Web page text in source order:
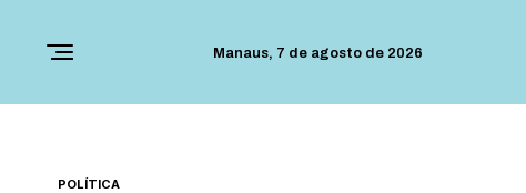
Manaus, 7 de agosto de 2026
POLÍTICA